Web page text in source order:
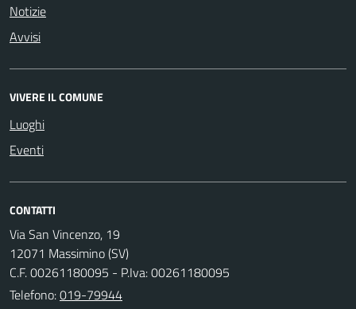
Notizie
Avvisi
VIVERE IL COMUNE
Luoghi
Eventi
CONTATTI
Via San Vincenzo, 19
12071 Massimino (SV)
C.F. 00261180095 - P.Iva: 00261180095
Telefono:019-79944